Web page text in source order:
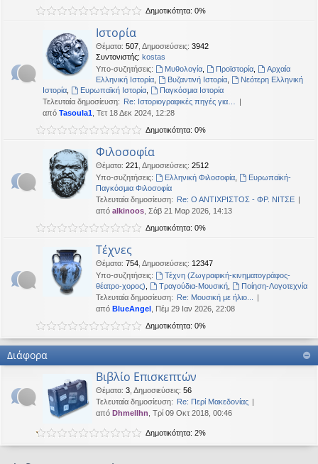
Δημοτικότητα: 0%
Ιστορία
Θέματα: 507 Δημοσιεύσεις: 3942
Συντονιστής: kostas
Υπο-συζητήσεις:
Μυθολογία, Προϊστορία,
Αρχαία
Ελληνική Ιστορία
Βυζαντινή Ιστορία,
Νεότερη Ελληνική
Ιστορία
Ευρωπαϊκή Ιστορία,
Παγκόσμια Ιστορία
Τελευταία δημοσίευση: Re: Ιστοριογραφικές πηγές για…
από Tasoula1 , Τετ 18 Δεκ 2024, 12:28
Δημοτικότητα: 0%
Φιλοσοφία
Θέματα: 221 Δημοσιεύσεις: 2512
Υπο-συζητήσεις:
Ελληνική Φιλοσοφία,
Ευρωπαϊκή-
Παγκόσμια Φιλοσοφία
Τελευταία δημοσίευση: Re: Ο ΑΝΤΙΧΡΙΣΤΟΣ - ΦΡ. ΝΙΤΣΕ
από alkinoos , Σάβ 21 Μαρ 2026, 14:13
Δημοτικότητα: 0%
Τέχνες
Θέματα: 754 Δημοσιεύσεις: 12347
Υπο-συζητήσεις:
Τέχνη (Ζωγραφική-κινηματογράφος-
θέατρο-χορος)
Τραγούδια-Μουσική,
Ποίηση-Λογοτεχνία
Τελευταία δημοσίευση: Re: Μουσική με ήλιο...
από BlueAngel , Πέμ 29 Ιαν 2026, 22:08
Δημοτικότητα: 0%
Διάφορα
Βιβλίο Επισκεπτών
Θέματα: 3 Δημοσιεύσεις: 56
Τελευταία δημοσίευση: Re: Περί Μακεδονίας
από Dhmellhn , Τρί 09 Οκτ 2018, 00:46
Δημοτικότητα: 2%